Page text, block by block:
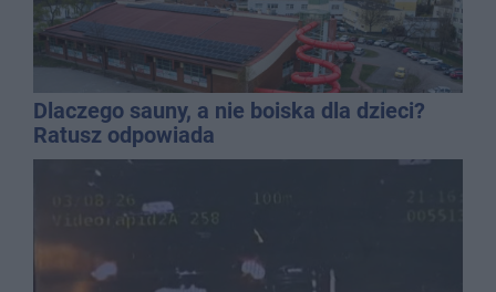
Dlaczego sauny, a nie boiska dla dzieci?
Ratusz odpowiada